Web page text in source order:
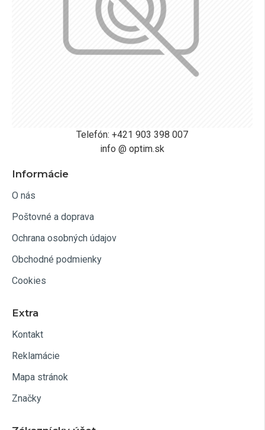
Telefón: +421 903 398 007
info @ optim.sk
Informácie
O nás
Poštovné a doprava
Ochrana osobných údajov
Obchodné podmienky
Cookies
Extra
Kontakt
Reklamácie
Mapa stránok
Značky